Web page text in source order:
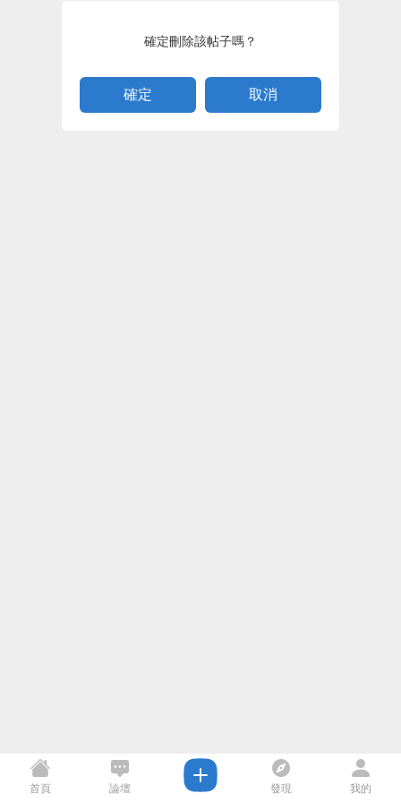
確定刪除該帖子嗎？
取消
首頁 論壇 發現 我的